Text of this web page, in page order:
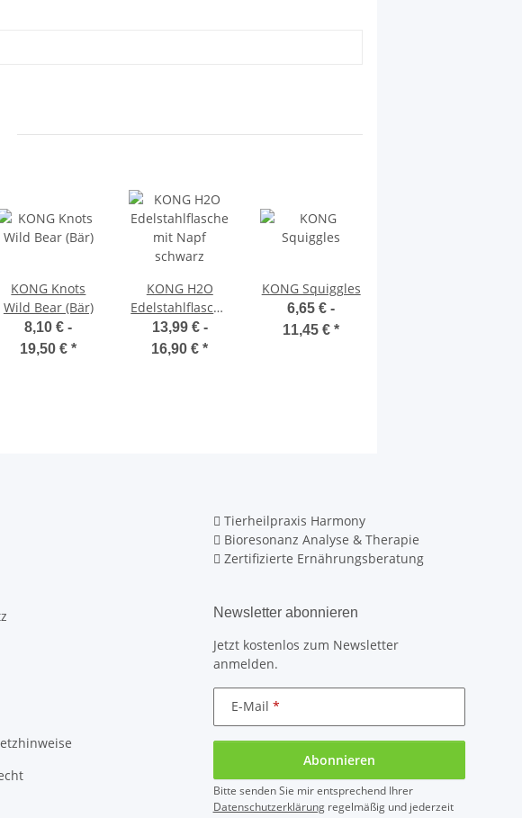
KONG Knots
Wild Bear (Bär)
8,10 € -
19,50 €*
KONG H2O
Edelstahlflasche
mit Napf
schwarz
13,99 € -
16,90 €*
KONG Squiggles
6,65 € -
11,45 €*
Tierheilpraxis Harmony
Bioresonanz Analyse & Therapie
Zertifizierte Ernährungsberatung
Newsletter abonnieren
Jetzt kostenlos zum Newsletter
anmelden.
E-Mail
Abonnieren
Bitte senden Sie mir entsprechend Ihrer
Datenschutzerklärungregelmäßig und jederzeit